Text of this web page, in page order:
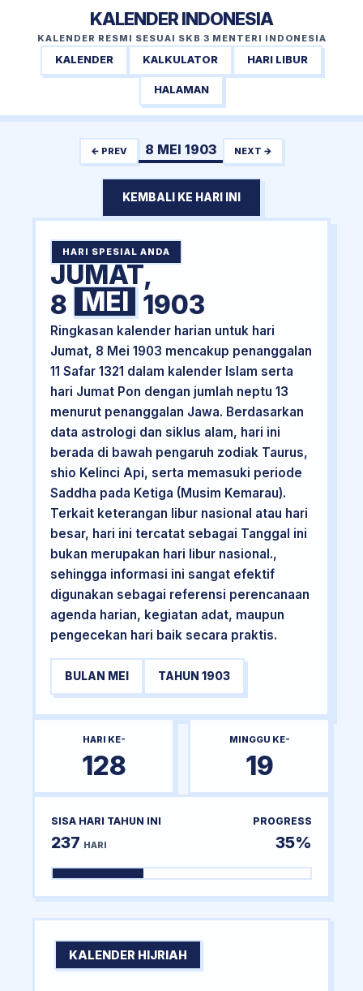
KALENDER INDONESIA
KALENDER RESMI SESUAI SKB 3 MENTERI INDONESIA
KALENDER KALKULATOR HARI LIBUR
HALAMAN
← PREV 8 MEI 1903 NEXT →
KEMBALI KE HARI INI
HARI SPESIAL ANDA
JUMAT,
8 MEI 1903
Ringkasan kalender harian untuk hari
Jumat, 8 Mei 1903 mencakup penanggalan
11 Safar 1321 dalam kalender Islam serta
hari Jumat Pon dengan jumlah neptu 13
menurut penanggalan Jawa. Berdasarkan
data astrologi dan siklus alam, hari ini
berada di bawah pengaruh zodiak Taurus,
shio Kelinci Api, serta memasuki periode
Saddha pada Ketiga (Musim Kemarau).
Terkait keterangan libur nasional atau hari
besar, hari ini tercatat sebagai Tanggal ini
bukan merupakan hari libur nasional.,
sehingga informasi ini sangat efektif
digunakan sebagai referensi perencanaan
agenda harian, kegiatan adat, maupun
pengecekan hari baik secara praktis.
BULAN MEI TAHUN 1903
HARI KE-
128
MINGGU KE-
19
SISA HARI TAHUN INI
237 HARI
PROGRESS
35%
KALENDER HIJRIAH